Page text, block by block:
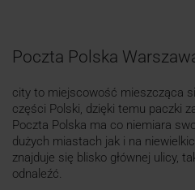
Poczta Polska
city to miejscowość mieszcząca
części Polski, dzięki temu paczki
Poczta Polska ma co niemiara
dużych miastach jak i na
znajduje się blisko głównej ulicy,
odnaleźć.